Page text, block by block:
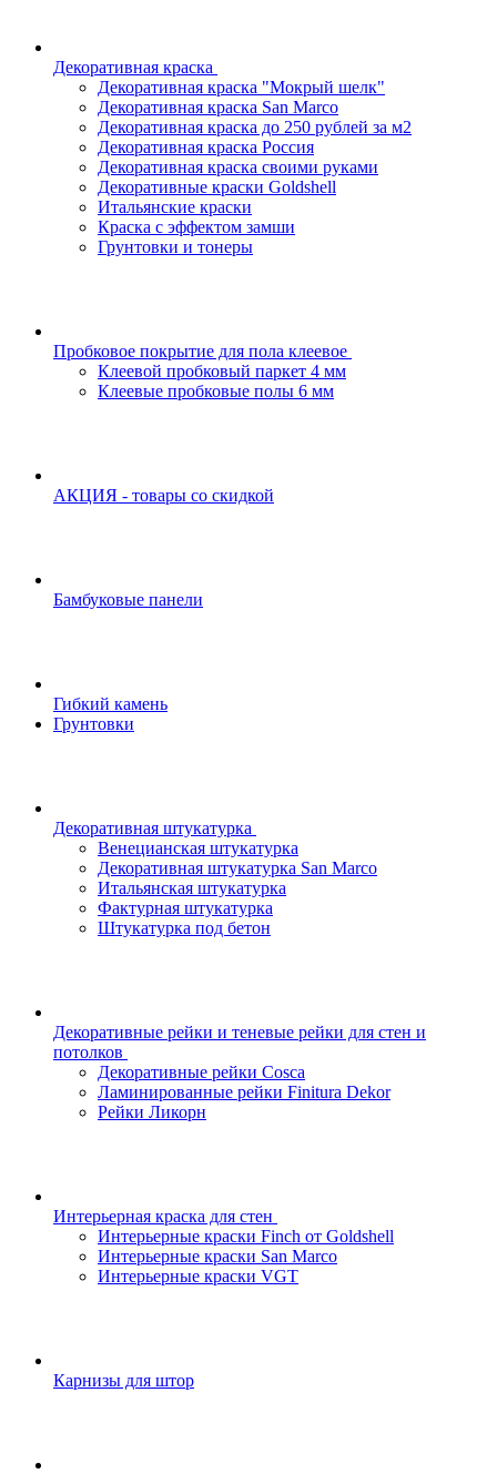
Декоративная краска
Декоративная краска "Мокрый шелк"
Декоративная краска San Marco
Декоративная краска до 250 рублей за м2
Декоративная краска Россия
Декоративная краска своими руками
Декоративные краски Goldshell
Итальянские краски
Краска с эффектом замши
Грунтовки и тонеры
Пробковое покрытие для пола клеевое
Клеевой пробковый паркет 4 мм
Клеевые пробковые полы 6 мм
АКЦИЯ - товары со скидкой
Бамбуковые панели
Гибкий камень
Грунтовки
Декоративная штукатурка
Венецианская штукатурка
Декоративная штукатурка San Marco
Итальянская штукатурка
Фактурная штукатурка
Штукатурка под бетон
Декоративные рейки и теневые рейки для стен и
потолков
Декоративные рейки Cosca
Ламинированные рейки Finitura Dekor
Рейки Ликорн
Интерьерная краска для стен
Интерьерные краски Finch от Goldshell
Интерьерные краски San Marco
Интерьерные краски VGT
Карнизы для штор